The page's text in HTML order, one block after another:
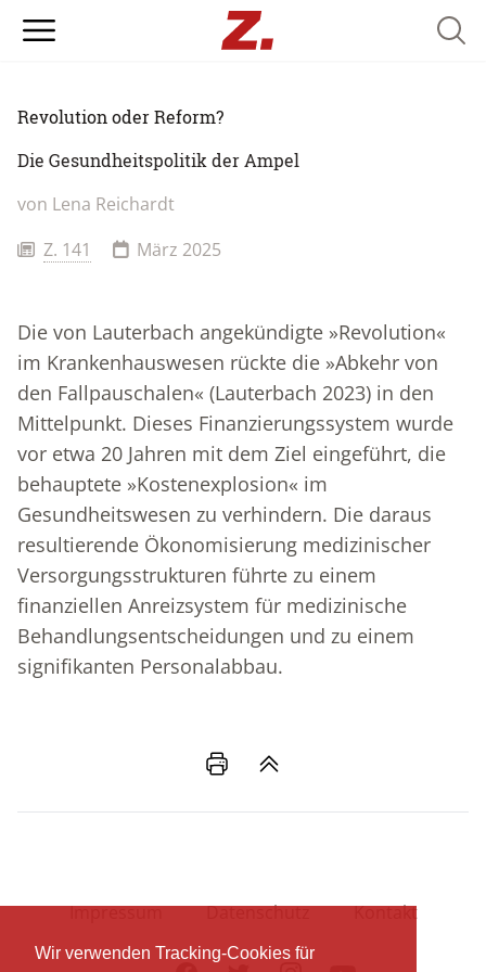
Wir verwenden Tracking-Cookies für
Revolution oder Reform?
Die Gesundheitspolitik der Ampel
von Lena Reichardt
Z. 141
März 2025
Die von Lauterbach angekündigte »Revolution«
im Krankenhauswesen rückte die »Abkehr von
den Fallpauschalen« (Lauterbach 2023) in den
Mittelpunkt. Dieses Finanzierungssystem wurde
vor etwa 20 Jahren mit dem Ziel eingeführt, die
behauptete »Kostenexplosion« im
Gesundheitswesen zu verhindern. Die daraus
resultierende Ökonomisierung medizinischer
Versorgungsstrukturen führte zu einem
finanziellen Anreizsystem für medizinische
Behandlungsentscheidungen und zu einem
signifikanten Personalabbau.
Impressum Datenschutz Kontakt